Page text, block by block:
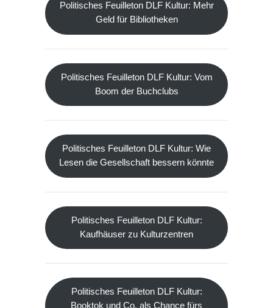
Politisches Feuilleton DLF Kultur: Mehr
Geld für Bibliotheken
Politisches Feuilleton DLF Kultur: Vom
Boom der Buchclubs
Politisches Feuilleton DLF Kultur: Wie
Lesen die Gesellschaft bessern könnte
Politisches Feuilleton DLF Kultur:
Kaufhäuser zu Kulturzentren
Politisches Feuilleton DLF Kultur:
Booktok und Co. als Chance fürs